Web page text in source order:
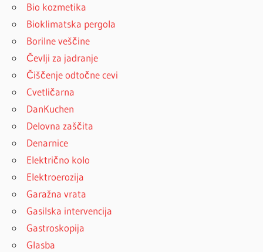
Bio kozmetika
Bioklimatska pergola
Borilne veščine
Čevlji za jadranje
Čiščenje odtočne cevi
Cvetličarna
DanKuchen
Delovna zaščita
Denarnice
Električno kolo
Elektroerozija
Garažna vrata
Gasilska intervencija
Gastroskopija
Glasba